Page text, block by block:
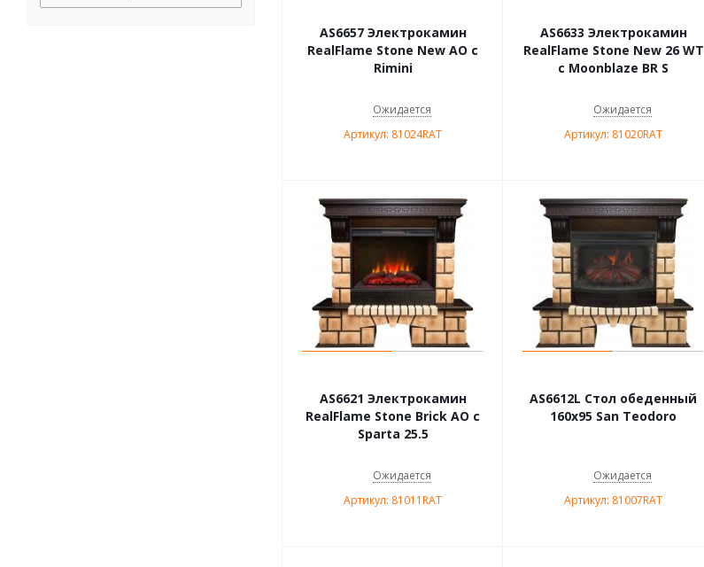
AS6657 Электрокамин
RealFlame Stone New AO с
Rimini
Ожидается
Артикул: 81024RAT
AS6633 Электрокамин
RealFlame Stone New 26 WT
с Moonblaze BR S
Ожидается
Артикул: 81020RAT
AS6621 Электрокамин
RealFlame Stone Brick AO с
Sparta 25.5
Ожидается
Артикул: 81011RAT
AS6612L Стол обеденный
160х95 San Teodoro
Ожидается
Артикул: 81007RAT